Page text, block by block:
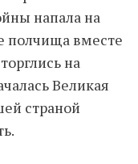
напала на
полчища вместе
на
Великая
страной